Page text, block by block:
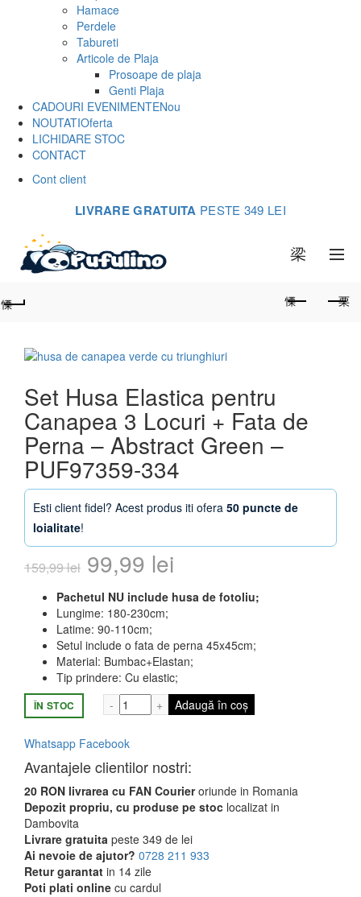
Hamace
Perdele
Tabureti
Articole de Plaja
Prosoape de plaja
Genti Plaja
CADOURI EVENIMENTENou
NOUTATIOferta
LICHIDARE STOC
CONTACT
Cont client
LIVRARE GRATUITA PESTE 349 LEI
Set Husa Elastica pentru
Canapea 3 Locuri + Fata de
Perna – Abstract Green –
PUF97359-334
Esti client fidel? Acest produs iti ofera 50 puncte de
loialitate!
159,99lei Prețul
inițial
a
fost:
159,99 lei.
99,99 lei
curent
99,99 lei.
Pachetul NU include husa de fotoliu;
Lungime: 180-230cm;
Latime: 90-110cm;
Setul include o fata de perna 45x45cm;
Material: Bumbac+Elastan;
Tip prindere: Cu elastic;
ÎN STOC Cantitate Set Husa Elastica pentru
Adaugă în coș
Whatsapp Facebook
Avantajele clientilor nostri:
20 RON livrarea cu FAN Courieroriunde in Romania
Depozit propriu, cu produse pe stoc localizat in
Dambovita
Livrare gratuita peste 349 de lei
Ai nevoie de ajutor? 0728 211 933
Retur garantat in 14 zile
Poti plati online cu cardul